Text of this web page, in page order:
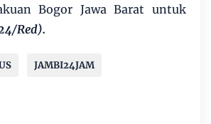
Bogor Jawa Barat untuk
Red).
JAMBI24JAM